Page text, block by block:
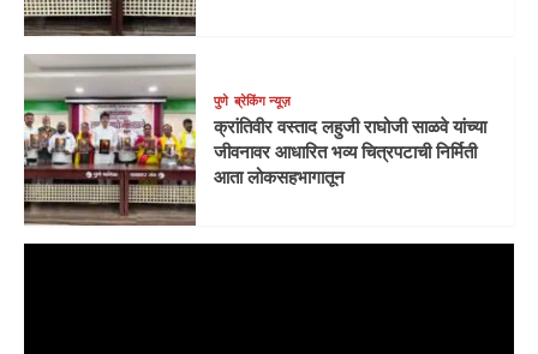
पुणे ब्रेकिंग न्यूज़
क्रांतिवीर वस्ताद लहुजी राघोजी साळवे यांच्या
जीवनावर आधारित भव्य चित्रपटाची निर्मिती
आता लोकसहभागातून